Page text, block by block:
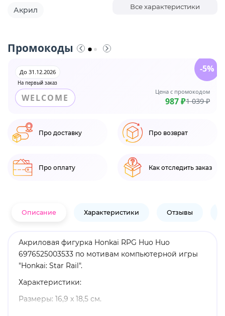
Акрил Все характеристики
Промокоды
На первый заказ
До 31.12.2026
WELCOME
Цена с промокодом
987 ₽1 039 ₽
-5%
Про доставку Про возврат
Про оплату Как отследить заказ
Описание Характеристики Отзывы
Акриловая фигурка Honkai RPG Huo Huo
6976525003533 по мотивам компьютерной игры
"Honkai: Star Rail".
Характеристики:
Размеры: 16,9 x 18,5 см.